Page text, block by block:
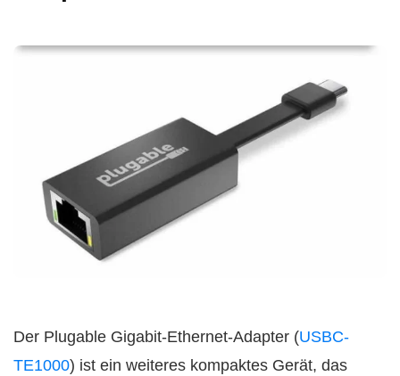
Der Plugable Gigabit-Ethernet-Adapter (USBC-
TE1000) ist ein weiteres kompaktes Gerät, das